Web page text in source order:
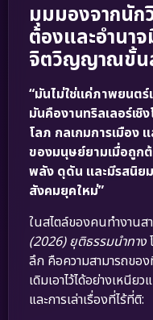
มุมมองจากนัก
ต้องและอำนา
จิตวิญญาณขั้น
“มันไม่ใช่แค่ภาพยนต
มันคืองานทริลเลอร์เชิ
โลภ กลเกมการเมือง
ของมนุษย์ยามเมื่อถูก
พลัง ดุดัน และมีรสนิย
สังคมยุคใหม่”
ในสไตล์ของคนทำงาน
(2026) ยุติธรรมนำทาง
ลึก คือความสามารถขอ
เดิมเอาไว้ได้อย่างเหนี
และการเล่าเรื่องที่ไร้ที่ติ: